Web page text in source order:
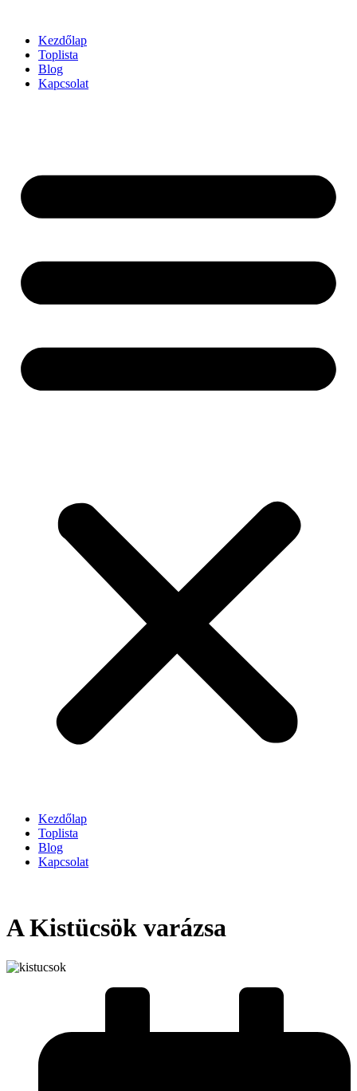
tartalomhozKezdőlap
Toplista
Blog
Kapcsolat
Kezdőlap
Toplista
Blog
Kapcsolat
A Kistücsök varázsa